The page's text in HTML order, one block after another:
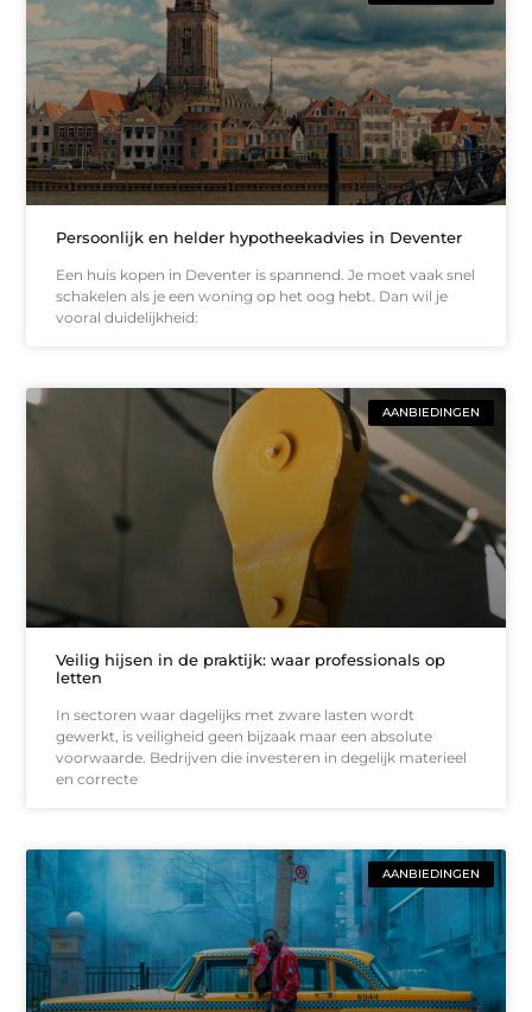
Persoonlijk en helder hypotheekadvies in Deventer
Een huis kopen in Deventer is spannend. Je moet vaak snel
schakelen als je een woning op het oog hebt. Dan wil je
vooral duidelijkheid:
AANBIEDINGEN
Veilig hijsen in de praktijk: waar professionals op
letten
In sectoren waar dagelijks met zware lasten wordt
gewerkt, is veiligheid geen bijzaak maar een absolute
voorwaarde. Bedrijven die investeren in degelijk materieel
en correcte
AANBIEDINGEN